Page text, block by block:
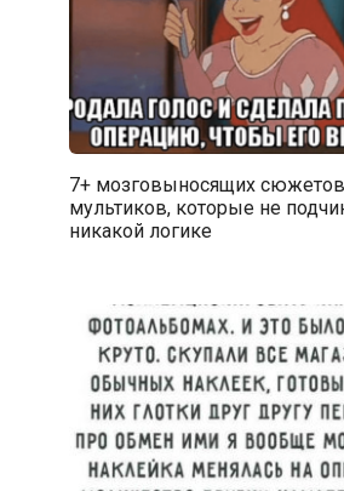
7+ мозговыносящих
мультиков, которые не
никакой логике